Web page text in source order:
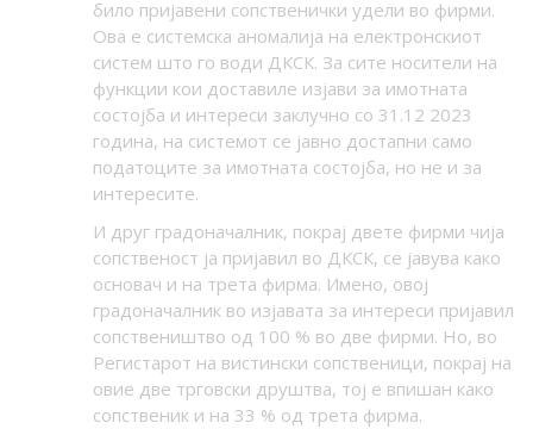
било пријавени сопственички удели во фирми.
Ова е системска аномалија на електронскиот
систем што го води ДКСК. За сите носители на
функции кои доставиле изјави за имотната
состојба и интереси заклучно со 31.12 2023
година, на системот се јавно достапни само
податоците за имотната состојба, но не и за
интересите.
И друг градоначалник, покрај двете фирми чија
сопственост ја пријавил во ДКСК, се јавува како
основач и на трета фирма. Имено, овој
градоначалник во изјавата за интереси пријавил
сопствеништво од 100 % во две фирми. Но, во
Регистарот на вистински сопственици, покрај на
овие две трговски друштва, тој е впишан како
сопственик и на 33 % од трета фирма.